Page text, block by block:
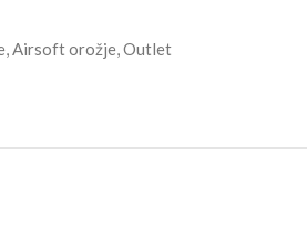
,Airsoft orožje,Outlet